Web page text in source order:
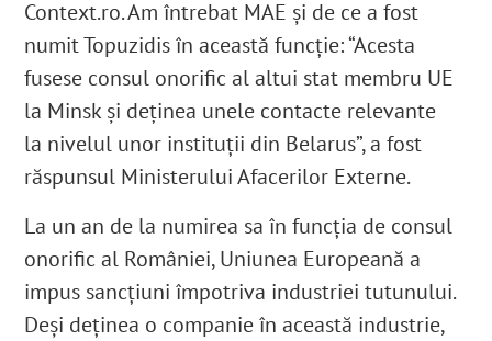
Context.ro. Am întrebat MAE și de ce a fost
numit Topuzidis în această funcție: “Acesta
fusese consul onorific al altui stat membru UE
la Minsk și deținea unele contacte relevante
la nivelul unor instituții din Belarus”, a fost
răspunsul Ministerului Afacerilor Externe.
La un an de la numirea sa în funcția de consul
onorific al României, Uniunea Europeană a
impus sancțiuni împotriva industriei tutunului.
Deși deținea o companie în această industrie,